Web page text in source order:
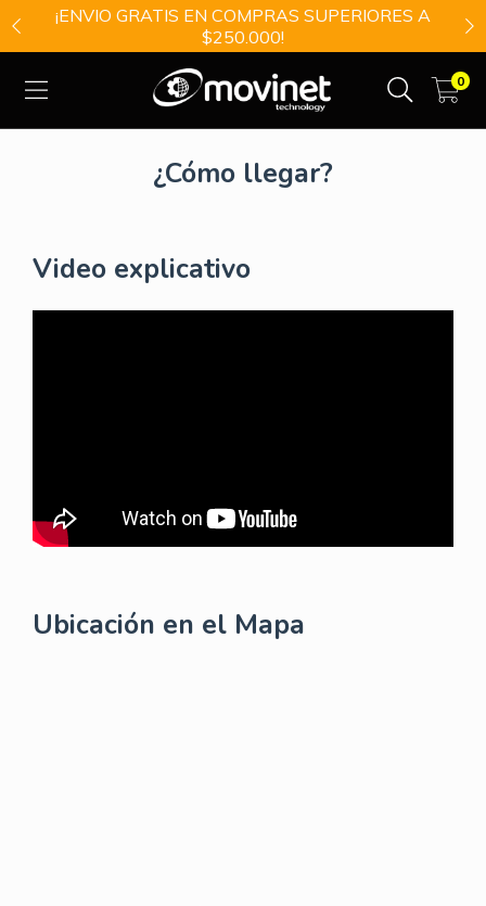
¡ENVIO GRATIS EN COMPRAS SUPERIORES A
$250.000!
0
¿Cómo llegar?
Video explicativo
Ubicación en el Mapa